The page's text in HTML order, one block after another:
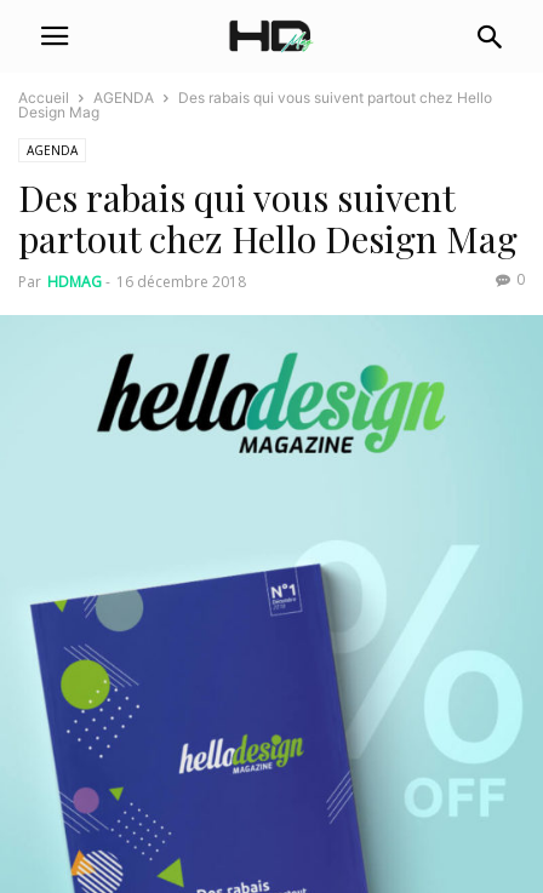
Accueil AGENDA
Des rabais qui vous suivent partout chez Hello
Design Mag
AGENDA
Des rabais qui vous suivent
partout chez Hello Design Mag
Par HDMAG- 16 décembre 2018 0